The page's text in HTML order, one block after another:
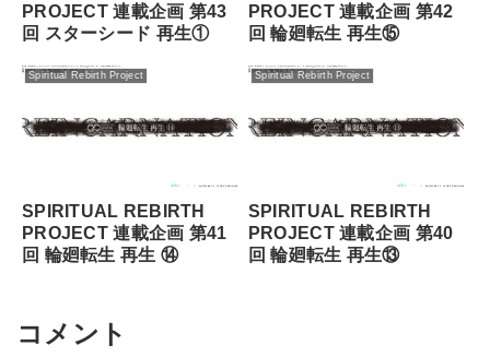
PROJECT 連載企画 第43
回 スターシード 再⽣①
PROJECT 連載企画 第42
回 輪廻転⽣ 再⽣⑮
Spiritual Rebirth Project
SPIRITUAL REBIRTH
PROJECT 連載企画 第41
回 輪廻転⽣ 再⽣ ⑭
Spiritual Rebirth Project
SPIRITUAL REBIRTH
PROJECT 連載企画 第40
回 輪廻転⽣ 再⽣⑬
コメント